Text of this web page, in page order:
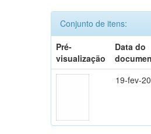
Conjunto de itens:
Pré-
visualização
Data do
19-fev-